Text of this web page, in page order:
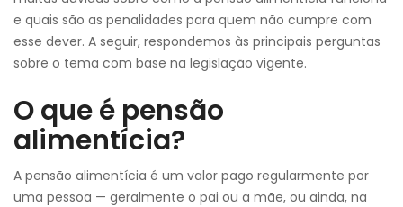
e quais são as penalidades para quem não cumpre com
esse dever. A seguir, respondemos às principais perguntas
sobre o tema com base na legislação vigente.
O que é pensão
alimentícia?
A pensão alimentícia é um valor pago regularmente por
uma pessoa — geralmente o pai ou a mãe, ou ainda, na